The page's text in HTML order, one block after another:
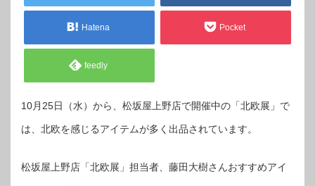
Hatena Pocket
feedly
10月25日（水）から、松坂屋上野店で開催中の「北欧展」で
は、北欧を感じるアイテムが多く出品されています。
松坂屋上野店「北欧展」担当者、藤田大樹さんおすすめアイ